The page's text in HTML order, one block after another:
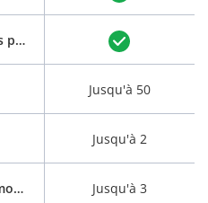
Fonctionnalités alimentées par l'IA : génération automatique du titre et de la méta-description
Suivi et optimisation des mots clés
Jusqu'à 50
Jusqu'à 2
Jusqu'à 3